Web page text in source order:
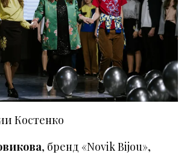
Костенко
, бренд «Novik Bijou»,